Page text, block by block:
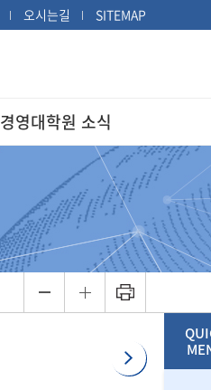
오시는길 SITEMAP
경영대학원 소식